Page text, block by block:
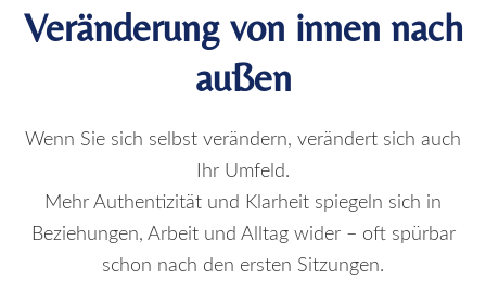
Veränderung von innen nach
außen
Wenn Sie sich selbst verändern, verändert sich auch
Ihr Umfeld.
Mehr Authentizität und Klarheit spiegeln sich in
Beziehungen, Arbeit und Alltag wider – oft spürbar
schon nach den ersten Sitzungen.